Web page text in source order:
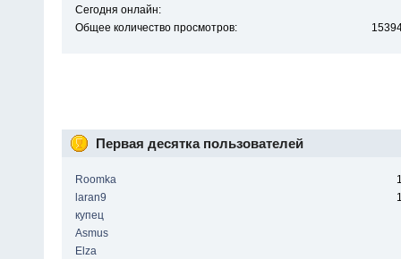
Сегодня онлайн:
Общее количество просмотров:
Первая десятка пользователей
Roomka
laran9
купец
Asmus
Elza